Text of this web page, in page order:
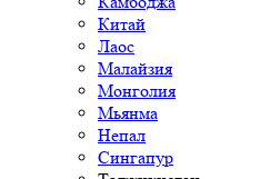
Китай
Лаос
Малайзия
Монголия
Мьянма
Непал
Сингапур